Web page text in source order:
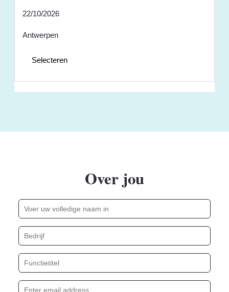
22/10/2026
Antwerpen
Selecteren
Over jou